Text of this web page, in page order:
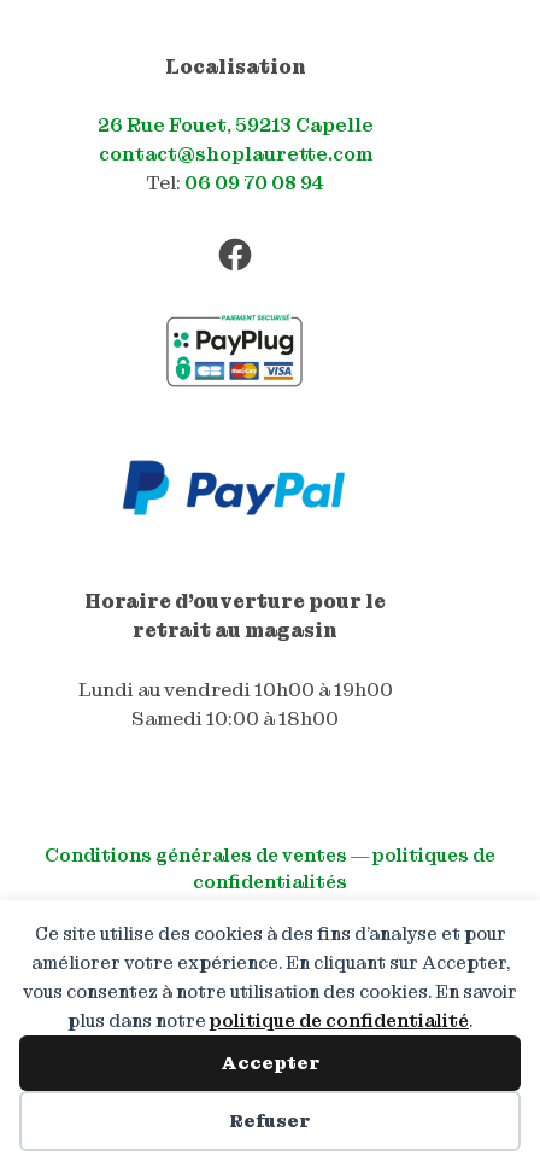
Ce site utilise des cookies à des fins d’analyse et pour
améliorer votre expérience. En cliquant sur Accepter,
vous consentez à notre utilisation des cookies. En savoir
plus dans notrepolitique de confidentialité.
Accepter
Refuser
Préférences des cookies
Localisation
26 Rue Fouet, 59213 Capelle
contact@shoplaurette.com
Tel: 06 09 70 08 94
Facebook
Horaire d'ouverture pour le
retrait au magasin
Lundi au vendredi 10h00 à 19h00
Samedi 10:00 à 18h00
Conditions générales de ventes ―politiques de
confidentialités
© All right reserved
Boutique en congé : Les
commandes restent ouvertes
mais les expéditions reprendront
votre patience !